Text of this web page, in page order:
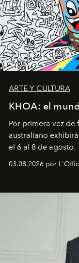
ARTE Y CULTURA
KHOA: el
Por primera vez
australiano
el 6 al 8 de agosto.
03.08.2026 por